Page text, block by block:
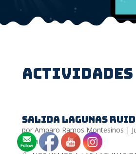
actividades
Salida Lagunas
por Amparo Ramos Montesinos |
Actividades